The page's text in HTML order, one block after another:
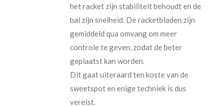
het racket zijn stabiliteit behoudt en de
bal zijn snelheid. De racketbladen zijn
gemiddeld qua omvang om meer
controle te geven, zodat de beter
geplaatst kan worden.
Dit gaat uiteraard ten koste van de
sweetspot en enige techniek is dus
vereist.